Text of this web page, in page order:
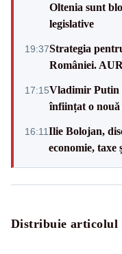
Oltenia sunt
legislative
19:37Strategia
României.
17:15Vladimir Putin
înființat o
16:11Ilie Bolojan,
economie, taxe
Distribuie articolul